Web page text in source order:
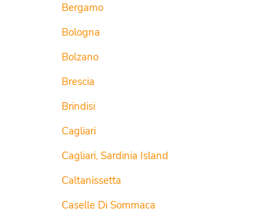
Bergamo
Bologna
Bolzano
Brescia
Brindisi
Cagliari
Cagliari, Sardinia Island
Caltanissetta
Caselle Di Sommaca